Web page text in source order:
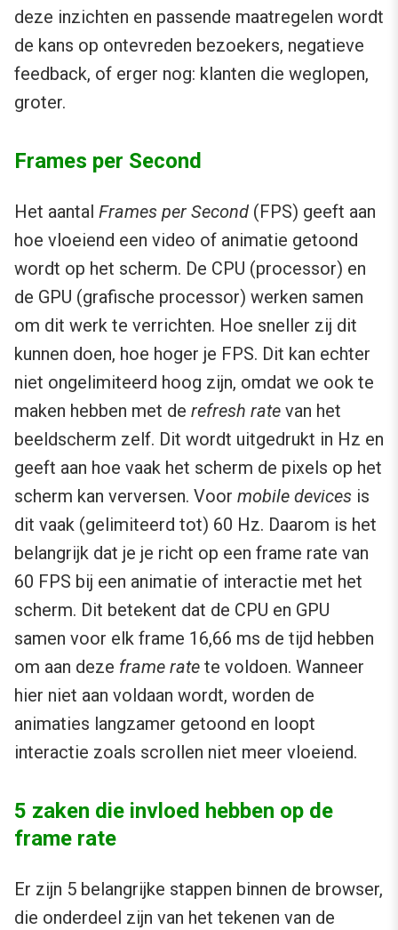
deze inzichten en passende maatregelen wordt
de kans op ontevreden bezoekers, negatieve
feedback, of erger nog: klanten die weglopen,
groter.
Frames per Second
Het aantal Frames per Second (FPS) geeft aan
hoe vloeiend een video of animatie getoond
wordt op het scherm. De CPU (processor) en
de GPU (grafische processor) werken samen
om dit werk te verrichten. Hoe sneller zij dit
kunnen doen, hoe hoger je FPS. Dit kan echter
niet ongelimiteerd hoog zijn, omdat we ook te
maken hebben met de refresh rate van het
beeldscherm zelf. Dit wordt uitgedrukt in Hz en
geeft aan hoe vaak het scherm de pixels op het
scherm kan verversen. Voor mobile devices is
dit vaak (gelimiteerd tot) 60 Hz. Daarom is het
belangrijk dat je je richt op een frame rate van
60 FPS bij een animatie of interactie met het
scherm. Dit betekent dat de CPU en GPU
samen voor elk frame 16,66 ms de tijd hebben
om aan deze frame rate te voldoen. Wanneer
hier niet aan voldaan wordt, worden de
animaties langzamer getoond en loopt
interactie zoals scrollen niet meer vloeiend.
5 zaken die invloed hebben op de
frame rate
Er zijn 5 belangrijke stappen binnen de browser,
die onderdeel zijn van het tekenen van de